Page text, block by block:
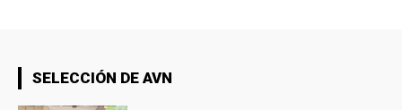
SELECCIÓN DE AVN